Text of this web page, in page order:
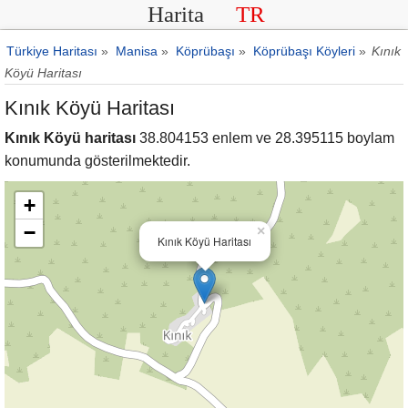
Harita TR
Türkiye Haritası » Manisa » Köprübaşı » Köprübaşı Köyleri » Kınık
Köyü Haritası
Kınık Köyü Haritası
Kınık Köyü haritası 38.804153 enlem ve 28.395115 boylam
konumunda gösterilmektedir.
Kınık Köyü Haritası
×
+
−